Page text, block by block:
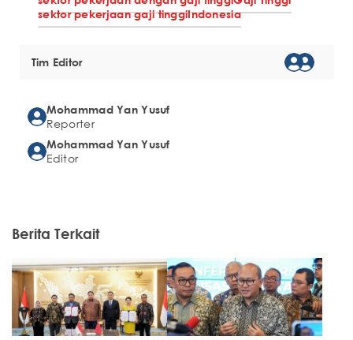
sektor pekerjaan gaji tinggiIndonesia
Tim Editor
Mohammad Yan Yusuf
Reporter
Mohammad Yan Yusuf
Editor
Berita Terkait